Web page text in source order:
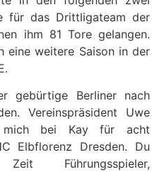
für das Drittligateam der
ihm 81 Tore gelangen.
eine weitere Saison in der
gebürtige Berliner nach
Vereinspräsident Uwe
mich bei Kay für acht
Elbflorenz Dresden. Du
Führungsspieler,